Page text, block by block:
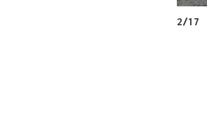
2/17